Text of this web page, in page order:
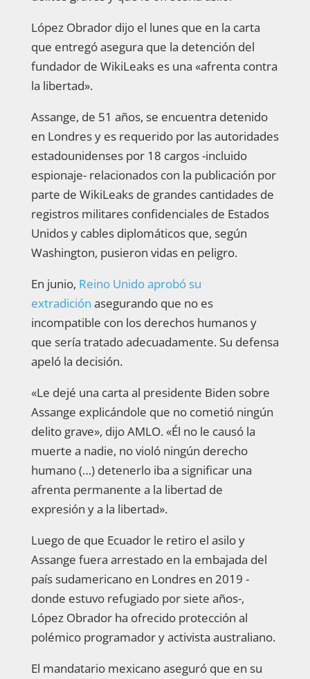
López Obrador dijo el lunes que en la carta
que entregó asegura que la detención del
fundador de WikiLeaks es una «afrenta contra
la libertad».
Assange, de 51 años, se encuentra detenido
en Londres y es requerido por las autoridades
estadounidenses por 18 cargos -incluido
espionaje- relacionados con la publicación por
parte de WikiLeaks de grandes cantidades de
registros militares confidenciales de Estados
Unidos y cables diplomáticos que, según
Washington, pusieron vidas en peligro.
En junio, Reino Unido aprobó su
extradición asegurando que no es
incompatible con los derechos humanos y
que sería tratado adecuadamente. Su defensa
apeló la decisión.
«Le dejé una carta al presidente Biden sobre
Assange explicándole que no cometió ningún
delito grave», dijo AMLO. «Él no le causó la
muerte a nadie, no violó ningún derecho
humano (…) detenerlo iba a significar una
afrenta permanente a la libertad de
expresión y a la libertad».
Luego de que Ecuador le retiro el asilo y
Assange fuera arrestado en la embajada del
país sudamericano en Londres en 2019 -
donde estuvo refugiado por siete años-,
López Obrador ha ofrecido protección al
polémico programador y activista australiano.
El mandatario mexicano aseguró que en su